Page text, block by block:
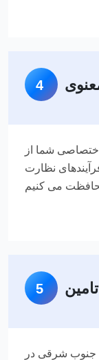
4
شما از
نظارت
5
جنوب شرقی در